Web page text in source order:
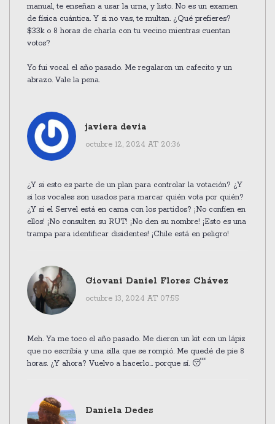
manual, te enseñan a usar la urna, y listo. No es un examen
de física cuántica. Y si no vas, te multan. ¿Qué prefieres?
$33k o 8 horas de charla con tu vecino mientras cuentan
votos?
Yo fui vocal el año pasado. Me regalaron un cafecito y un
abrazo. Vale la pena.
javiera devia
octubre 12, 2024 AT 20:36
¿Y si esto es parte de un plan para controlar la votación? ¿Y
si los vocales son usados para marcar quién vota por quién?
¿Y si el Servel está en cama con los partidos? ¡No confíen en
ellos! ¡No consulten su RUT! ¡No den su nombre! ¡Esto es una
trampa para identificar disidentes! ¡Chile está en peligro!
Giovani Daniel Flores Chávez
octubre 13, 2024 AT 07:55
Meh. Ya me toco el año pasado. Me dieron un kit con un lápiz
que no escribía y una silla que se rompió. Me quedé de pie 8
horas. ¿Y ahora? Vuelvo a hacerlo... porque sí. 😴
Daniela Dedes